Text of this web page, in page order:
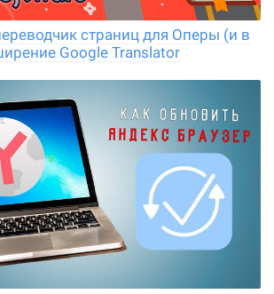
страниц для Оперы (и в
Google Translator